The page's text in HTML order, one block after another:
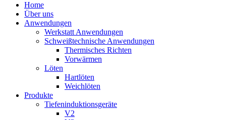
Home
Über uns
Anwendungen
Werkstatt Anwendungen
Schweißtechnische Anwendungen
Thermisches Richten
Vorwärmen
Löten
Hartlöten
Weichlöten
Produkte
Tiefeninduktionsgeräte
V2